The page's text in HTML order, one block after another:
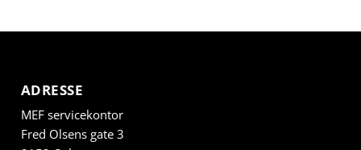
ADRESSE
MEF servicekontor
Fred Olsens gate 3